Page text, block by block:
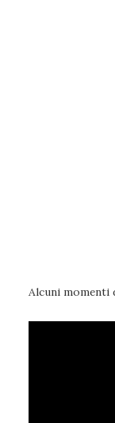
Alcuni momenti